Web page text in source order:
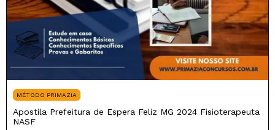
MÉTODO PRIMAZIA
Apostila Prefeitura de Espera Feliz MG 2024 Fisioterapeuta
NASF